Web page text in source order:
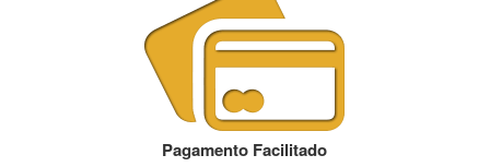
Pagamento Facilitado